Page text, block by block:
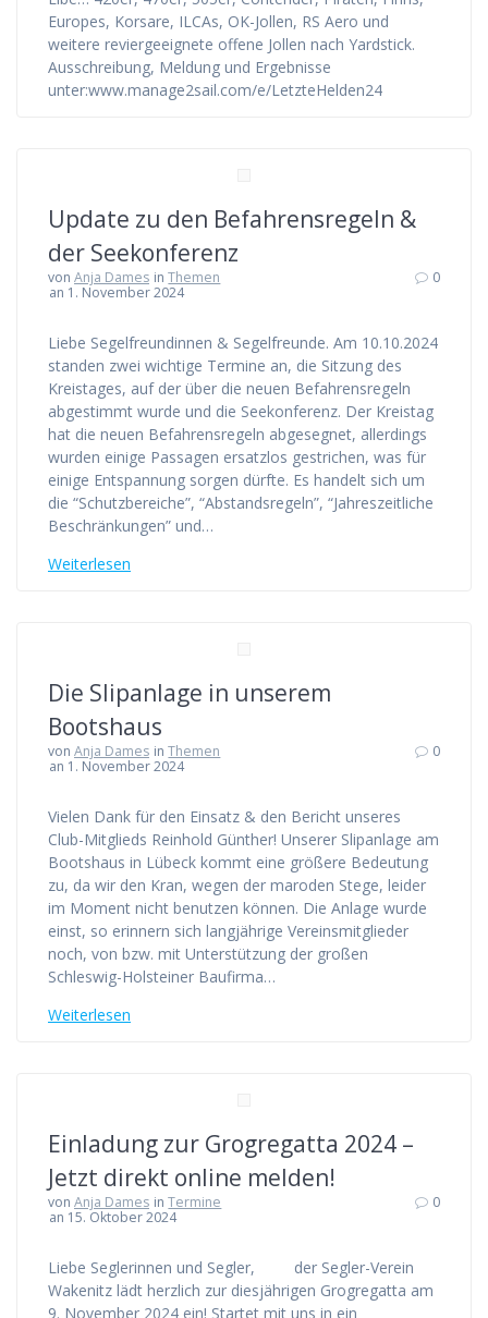
Europes, Korsare, ILCAs, OK-Jollen, RS Aero und
weitere reviergeeignete offene Jollen nach Yardstick.
Ausschreibung, Meldung und Ergebnisse
unter:www.manage2sail.com/e/LetzteHelden24
Update zu den Befahrensregeln &
der Seekonferenz
von Anja Dames inThemen
an 1. November 2024
0
Liebe Segelfreundinnen & Segelfreunde. Am 10.10.2024
standen zwei wichtige Termine an, die Sitzung des
Kreistages, auf der über die neuen Befahrensregeln
abgestimmt wurde und die Seekonferenz. Der Kreistag
hat die neuen Befahrensregeln abgesegnet, allerdings
wurden einige Passagen ersatzlos gestrichen, was für
einige Entspannung sorgen dürfte. Es handelt sich um
die “Schutzbereiche”, “Abstandsregeln”, “Jahreszeitliche
Beschränkungen” und…
Weiterlesen
Die Slipanlage in unserem
Bootshaus
von Anja Dames inThemen
an 1. November 2024
0
Vielen Dank für den Einsatz & den Bericht unseres
Club-Mitglieds Reinhold Günther! Unserer Slipanlage am
Bootshaus in Lübeck kommt eine größere Bedeutung
zu, da wir den Kran, wegen der maroden Stege, leider
im Moment nicht benutzen können. Die Anlage wurde
einst, so erinnern sich langjährige Vereinsmitglieder
noch, von bzw. mit Unterstützung der großen
Schleswig-Holsteiner Baufirma…
Weiterlesen
Einladung zur Grogregatta 2024 –
Jetzt direkt online melden!
von Anja Dames inTermine
an 15. Oktober 2024
0
Liebe Seglerinnen und Segler, der Segler-Verein
Wakenitz lädt herzlich zur diesjährigen Grogregatta am
9. November 2024 ein! Startet mit uns in ein